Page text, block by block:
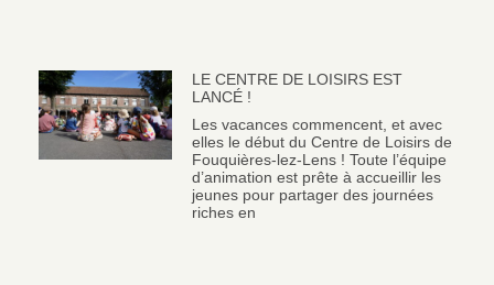
LE CENTRE DE LOISIRS EST
LANCÉ !
Les vacances commencent, et avec
elles le début du Centre de Loisirs de
Fouquières-lez-Lens ! Toute l’équipe
d’animation est prête à accueillir les
jeunes pour partager des journées
riches en